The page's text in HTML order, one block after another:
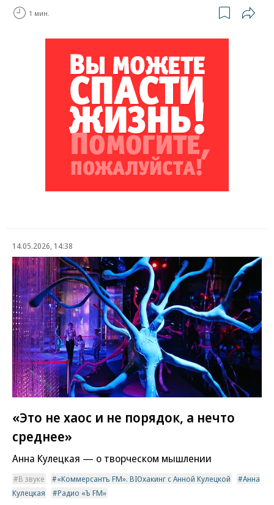
1 мин.
14.05.2026, 14:38
«Это не хаос и не порядок, а нечто
среднее»
Анна Кулецкая — о творческом мышлении
В звуке «Коммерсантъ FM». BIOхакинг с Анной Кулецкой
Анна
Кулецкая
Радио «Ъ FM»